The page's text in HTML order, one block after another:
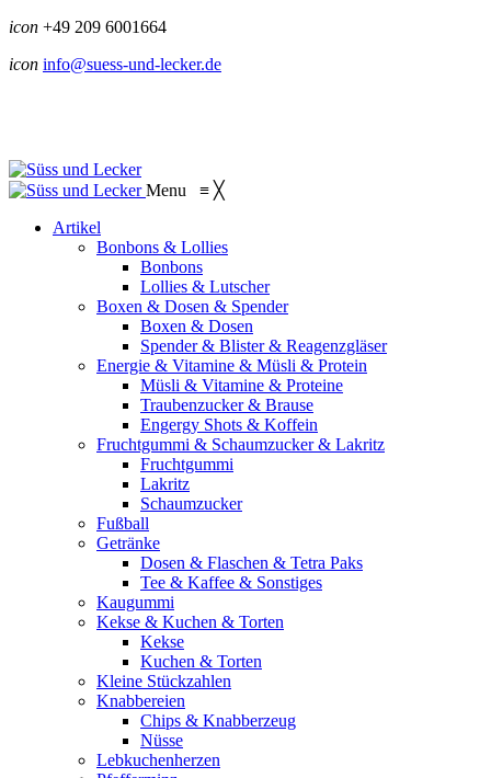
icon +49 209 6001664
icon info@suess-und-lecker.de
Menu ≡ ╳
Artikel
Bonbons & Lollies
Bonbons
Lollies & Lutscher
Boxen & Dosen & Spender
Boxen & Dosen
Spender & Blister & Reagenzgläser
Energie & Vitamine & Müsli & Protein
Müsli & Vitamine & Proteine
Traubenzucker & Brause
Engergy Shots & Koffein
Fruchtgummi & Schaumzucker & Lakritz
Fruchtgummi
Lakritz
Schaumzucker
Fußball
Getränke
Dosen & Flaschen & Tetra Paks
Tee & Kaffee & Sonstiges
Kaugummi
Kekse & Kuchen & Torten
Kekse
Kuchen & Torten
Kleine Stückzahlen
Knabbereien
Chips & Knabberzeug
Nüsse
Lebkuchenherzen